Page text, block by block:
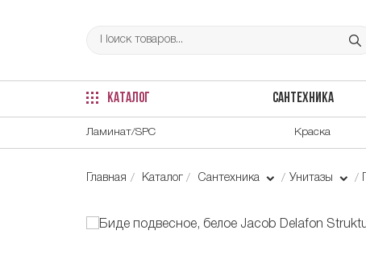
КАТАЛОГ САНТЕХНИКА
Ламинат/SPC Краска
Главная Каталог Сантехника Унитазы